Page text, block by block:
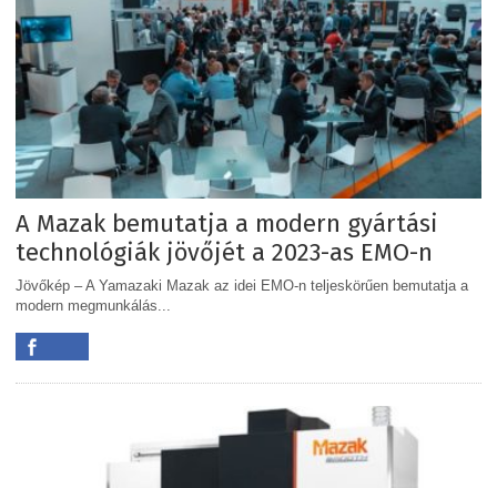
A Mazak bemutatja a modern gyártási
technológiák jövőjét a 2023-as EMO-n
Jövőkép – A Yamazaki Mazak az idei EMO-n teljeskörűen bemutatja a
modern megmunkálás...